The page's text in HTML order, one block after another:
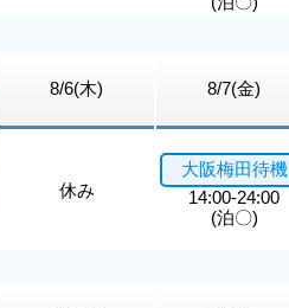
8/6(木) 8/7(金)
休み
大阪梅田待機
14:00-24:00
(泊〇)